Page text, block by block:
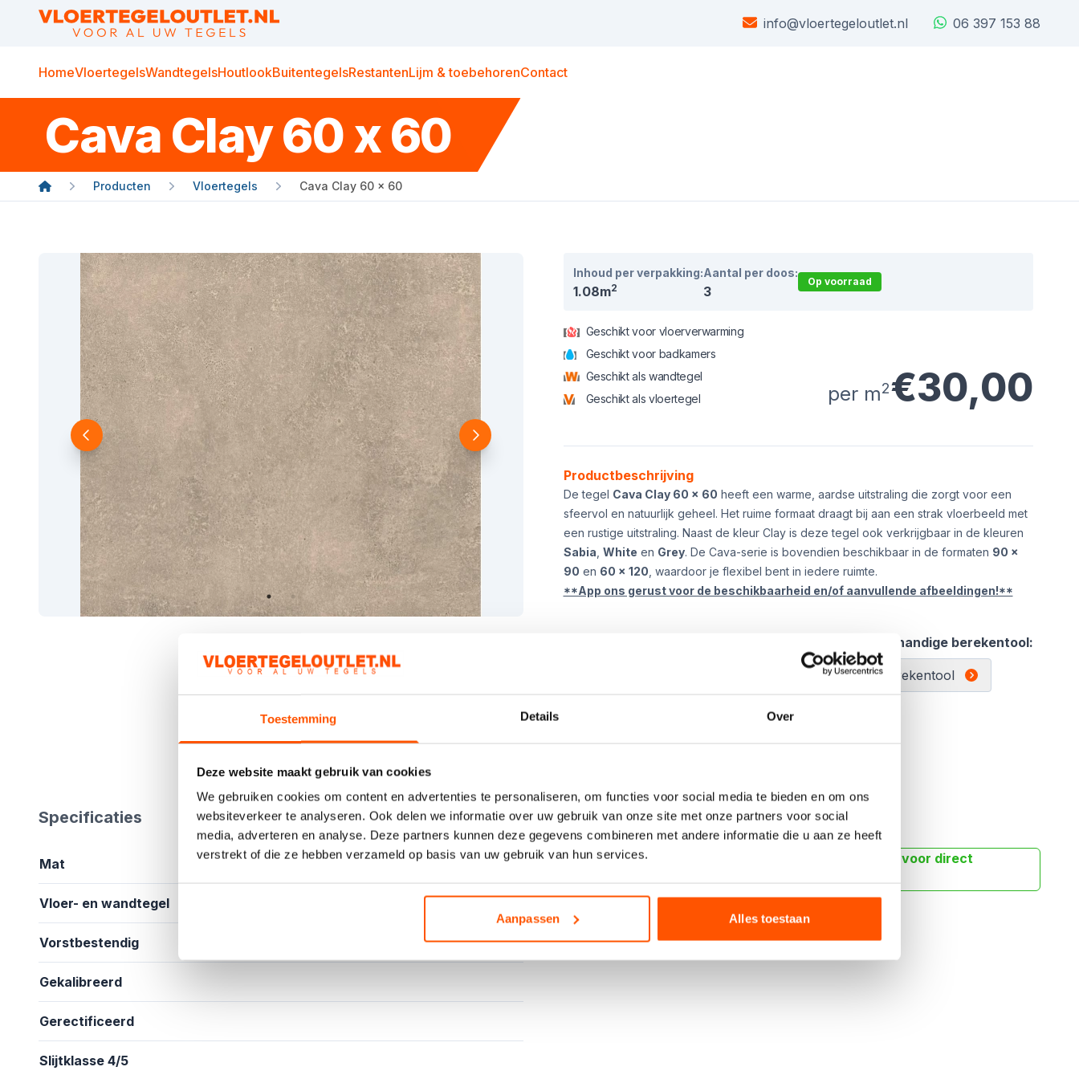
Toestemming Details Over
Deze website maakt gebruik van cookies
We gebruiken cookies om content en advertenties te personaliseren, om functies voor social media te bieden en om ons
websiteverkeer te analyseren. Ook delen we informatie over uw gebruik van onze site met onze partners voor social
media, adverteren en analyse. Deze partners kunnen deze gegevens combineren met andere informatie die u aan ze heeft
verstrekt of die ze hebben verzameld op basis van uw gebruik van hun services.
Aanpassen Alles toestaan
info@vloertegeloutlet.nl 06 397 153 88
HomeVloertegelsWandtegelsHoutlookBuitentegelsRestantenLijm & toebehorenContact
Cava Clay 60 x 60
Producten Vloertegels Cava Clay 60 x 60
Inhoud per verpakking:
1.08m2
Aantal per doos:
3
Op voorraad
Geschikt voor vloerverwarming
Geschikt voor badkamers
Geschikt als wandtegel
Geschikt als vloertegel
per m2€30,00
Product informatie
Productbeschrijving
De tegel Cava Clay 60 x 60 heeft een warme, aardse uitstraling die zorgt voor een
sfeervol en natuurlijk geheel. Het ruime formaat draagt bij aan een strak vloerbeeld met
een rustige uitstraling. Naast de kleur Clay is deze tegel ook verkrijgbaar in de kleuren
Sabia White en Grey. De Cava-serie is bovendien beschikbaar in de formaten 90 x
90 en 60 x 120 , waardoor je flexibel bent in iedere ruimte.
**App ons gerust voor de beschikbaarheid en/of aanvullende afbeeldingen!**
Gebruik de handige berekentool:
Berekentool
Offerte aanvragen
Specificaties
Mat
Vloer- en wandtegel
Vorstbestendig
Gekalibreerd
Gerectificeerd
Slijtklasse 4/5
Heeft u spoed of speciale wensen app ons dan voor direct